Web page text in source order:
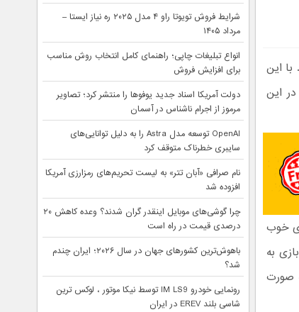
این‌
این
خوب
و هیجان انگیز داریم که تجربه آن در کنار دوستان‌تان خالی از لطف نیست. در ادامه ۱۰ بازی به
صورت
شرایط فروش تویوتا راو ۴ مدل ۲۰۲۵ ره نیاز ایستا –
مرداد ۱۴۰۵
انواع تبلیغات چاپی؛ راهنمای کامل انتخاب روش مناسب
برای افزایش فروش
دولت آمریکا اسناد جدید یوفوها را منتشر کرد؛ تصاویر
مرموز از اجرام ناشناس در آسمان
OpenAI توسعه مدل Astra را به دلیل توانایی‌های
سایبری خطرناک متوقف کرد
نام صرافی «آبان‌ تتر» به لیست تحریم‌های رمزارزی آمریکا
افزوده شد
چرا گوشی‌های موبایل اینقدر گران شدند؟ وعده کاهش ۲۰
درصدی قیمت در راه است
باهوش‌ترین کشورهای جهان در سال ۲۰۲۶؛ ایران چندم
شد؟
رونمایی خودرو IM LS9 توسط نیکا موتور ، لوکس ترین
شاسی بلند EREV در ایران